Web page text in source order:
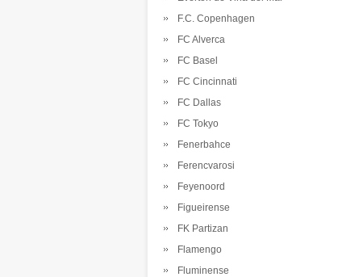
F.C. Copenhagen
FC Alverca
FC Basel
FC Cincinnati
FC Dallas
FC Tokyo
Fenerbahce
Ferencvarosi
Feyenoord
Figueirense
FK Partizan
Flamengo
Fluminense